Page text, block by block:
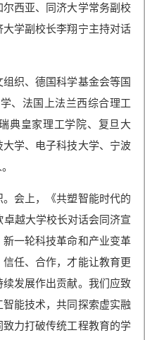
西亚、同济大学常务副校
学副校长李翔宁主持对话
织、德国科学基金会等国
、法国上法兰西综合理工
典皇家理工学院、复旦大
学、电子科技大学、宁波
会上，《共塑智能时代的
卓越大学校长对话会同济宣
一轮科技革命和产业变革
任、合作，才能让教育更
发展作出贡献。我们应致
能技术，共同探索虚实融
力打破传统工程教育的学